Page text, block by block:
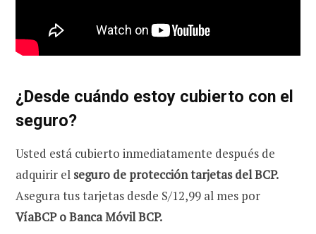
¿Desde cuándo estoy cubierto con el
seguro?
Usted está cubierto inmediatamente después de
adquirir el seguro de protección tarjetas del BCP.
Asegura tus tarjetas desde S/12,99 al mes por
VíaBCP o Banca Móvil BCP.